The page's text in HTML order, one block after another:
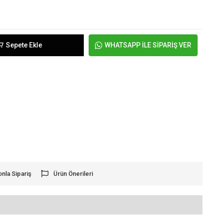
Sepete Ekle WHATSAPP İLE SİPARİŞ VER
Sipariş Ürün Önerileri